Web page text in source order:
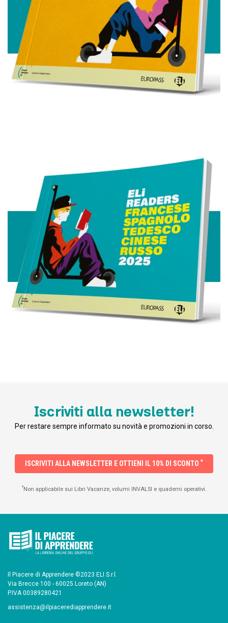
Iscriviti alla newsletter!
Per restare sempre informato su novità e promozioni in corso.
ISCRIVITI ALLA NEWSLETTER E OTTIENI IL 10% DI SCONTO *
*Non applicabile sui Libri Vacanze, volumi INVALSI e quaderni operativi.
Il Piacere di Apprendere ©2023 ELI S.r.l.
Via Brecce 100 - 60025 Loreto (AN)
P.IVA 00389280421
assistenza@ilpiacerediapprendere.it